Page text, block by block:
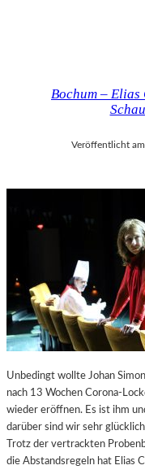
Bochum –
Veröffentlicht
Unbedingt wollte Johan
nach 13 Wochen Corona-
wieder eröffnen. Es ist ihm
darüber sind wir sehr
Trotz der vertrackten
die Abstandsregeln hat Elias